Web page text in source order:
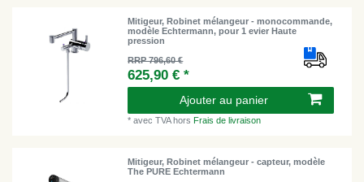
Mitigeur, Robinet mélangeur - monocommande,
modèle Echtermann, pour 1 evier Haute
pression
RRP 796,60 €
625,90 € *
Ajouter au panier
*avec TVAhorsFrais de livraison
Mitigeur, Robinet mélangeur - capteur, modèle
The PURE Echtermann